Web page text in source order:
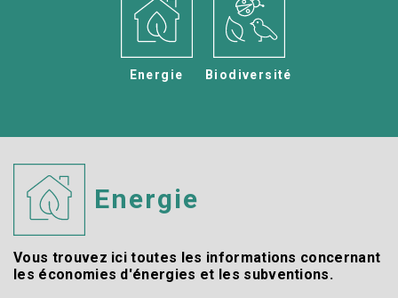
Energie Biodiversité
Energie
Vous trouvez ici toutes les informations concernant
les économies d'énergies et les subventions.